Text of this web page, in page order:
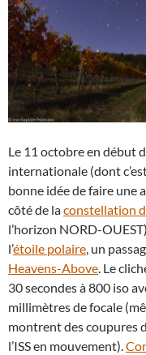
Le 11 octobre en début
internationale (dont
bonne idée de faire une
côté de laconstellation
l’horizon NORD-
l’étoile polaire, un
Heavens-Above. Le
30 secondes à 800 iso
millimètres de focale
montrent des coupures
l’ISS en mouvement).